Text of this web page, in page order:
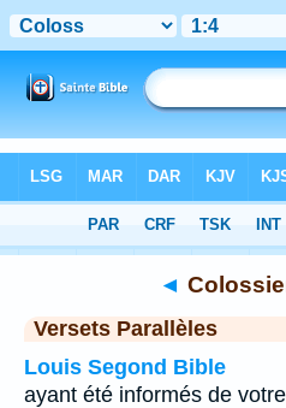
Chapitre 1 > Verset 4
◄
Versets Parallèles
Louis Segond Bible
ayant été informés de